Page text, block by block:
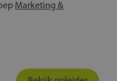
Marketing &